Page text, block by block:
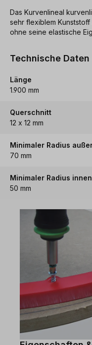
Das Kurvenlineal
sehr flexiblem
ohne seine elastische
Technische Daten
Länge
1.900 mm
Querschnitt
12 x 12 mm
Minimaler Radius
70 mm
Minimaler Radius innen
50 mm